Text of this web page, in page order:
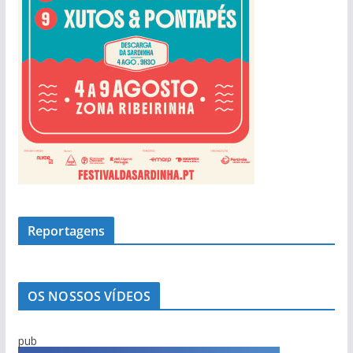
Reportagens
OS NOSSOS VÍDEOS
pub